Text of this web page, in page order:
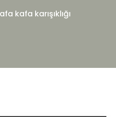
kafa karışıklığı